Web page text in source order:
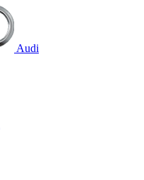
Audi